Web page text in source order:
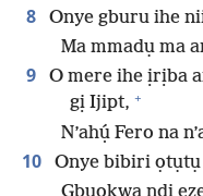
8 Onye gburu ihe
Ma mmadụ ma
9
O mere ihe ịrịba
gị Ijipt, +
N’ahụ́ Fero na
10 Onye bibiri ọtụtụ